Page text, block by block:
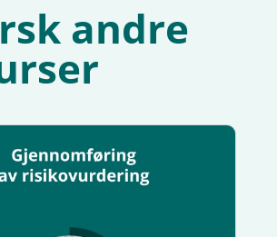
andre